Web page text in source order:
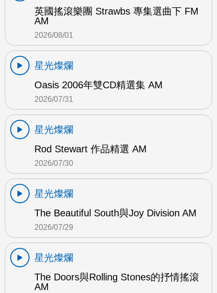
英國搖滾樂團 Strawbs 專集選曲下 FM
AM
2026/08/01
星光燦爛
Oasis 2006年雙CD精選集 AM
2026/07/31
星光燦爛
Rod Stewart 作品精選 AM
2026/07/30
星光燦爛
The Beautiful South與Joy Division AM
2026/07/29
星光燦爛
The Doors與Rolling Stones的抒情搖滾
AM